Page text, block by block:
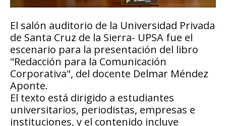
El salón auditorio de la Universidad Privada
de Santa Cruz de la Sierra- UPSA fue el
escenario para la presentación del libro
"Redacción para la Comunicación
Corporativa", del docente Delmar Méndez
Aponte.
El texto está dirigido a estudiantes
universitarios, periodistas, empresas e
instituciones, y el contenido incluye